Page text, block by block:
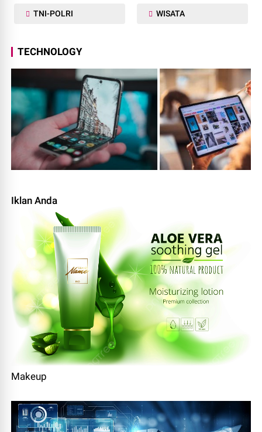
TNI-POLRI WISATA
TECHNOLOGY
Iklan Anda
Makeup